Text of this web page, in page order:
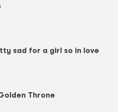
sad for a girl so in love
Throne